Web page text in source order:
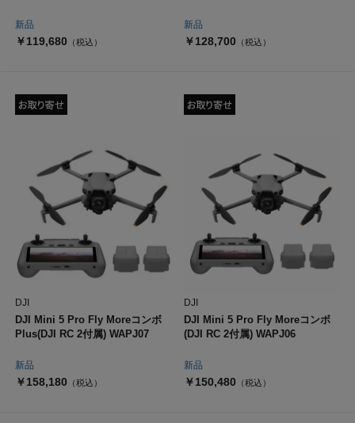
新品
￥119,680 （税込）
新品
￥128,700 （税込）
新品
DJI
DJI Mini 5 Pro Fly Moreコンボ
Plus(DJI RC 2付属) WAPJ07
￥158,180 （税込）
新品
DJI
DJI Mini 5 Pro Fly Moreコンボ
(DJI RC 2付属) WAPJ06
￥150,480 （税込）